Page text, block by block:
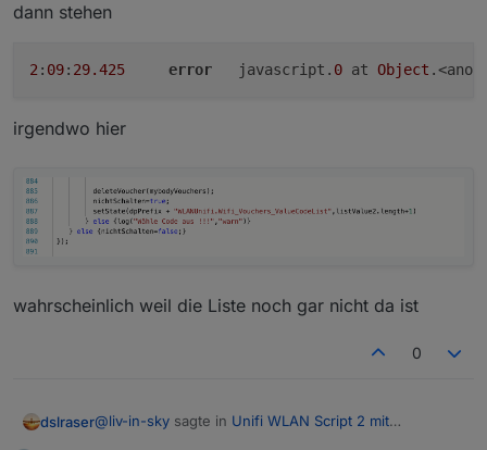
dann stehen
2 : 09: 29.425 error
	javascript.
0 at Object
irgendwo hier
wahrscheinlich weil die Liste noch gar nicht da ist
0
dslraser@liv-in-sky sagte in Unifi WLAN Script 2 mit